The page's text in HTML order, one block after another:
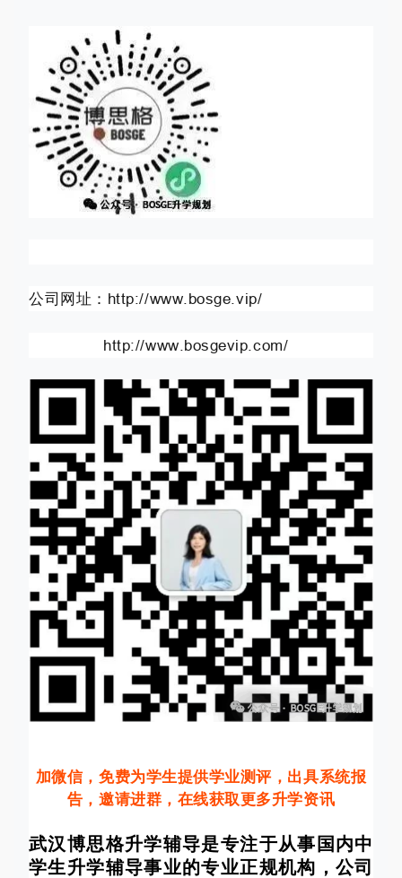
公司网址：http://www.bosge.vip/
http://www.bosgevip.com/
加微信，免费为学生提供学业测评，出具系统报
告，邀请进群，在线获取更多升学资讯
武汉博思格升学辅导是专注于从事国内中
学生升学辅导事业的专业正规机构，公司